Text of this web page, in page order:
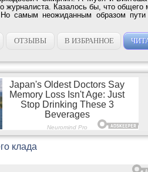
журналиста. Казалось бы, что общего
самым неожиданным образом
ОТЗЫВЫ В ИЗБРАННОЕ
клада